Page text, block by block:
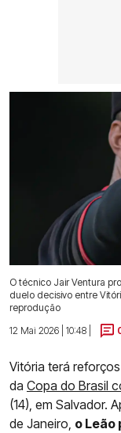
O técnico Jair Ventura
duelo decisivo entre
reprodução
12 Mai 2026 | 10:48 |
Vitória terá
da Copa do Brasil
(14), em Salvador.
de Janeiro, o